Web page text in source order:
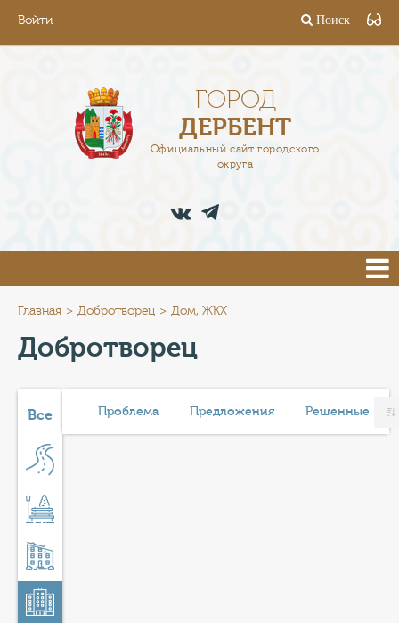
Войти Поиск
ГОРОД
ДЕРБЕНТ
Официальный сайт городского
округа
АДМИНИСТРАЦИЯ
ПРЕСС-ЦЕНТР
ТУРИСТАМ
ТАРИФЫ
СЛУЖБА ПО КОНТРАКТУ
Главная Добротворец Дом, ЖКХ
Добротворец
Все Проблема Предложения Решенные